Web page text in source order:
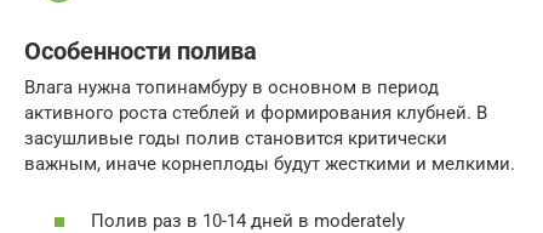
Особенности полива
Влага нужна топинамбуру в основном в период
активного роста стеблей и формирования клубней. В
засушливые годы полив становится критически
важным, иначе корнеплоды будут жесткими и мелкими.
Полив раз в 10-14 дней в moderately